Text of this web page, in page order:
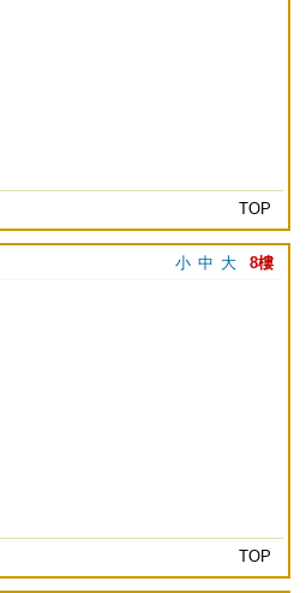
TOP
8樓
大
中
小
TOP